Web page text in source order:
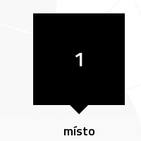
1
místo